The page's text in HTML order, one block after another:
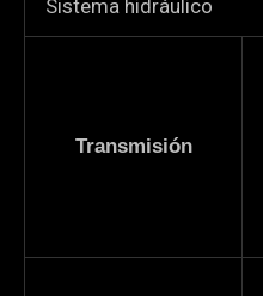
Sistema hidráulico
Transmisión